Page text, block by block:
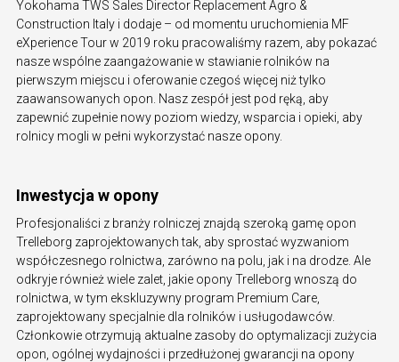
Yokohama TWS Sales Director Replacement Agro &
Construction Italy i dodaje – od momentu uruchomienia MF
eXperience Tour w 2019 roku pracowaliśmy razem, aby pokazać
nasze wspólne zaangażowanie w stawianie rolników na
pierwszym miejscu i oferowanie czegoś więcej niż tylko
zaawansowanych opon. Nasz zespół jest pod ręką, aby
zapewnić zupełnie nowy poziom wiedzy, wsparcia i opieki, aby
rolnicy mogli w pełni wykorzystać nasze opony.
Inwestycja w opony
Profesjonaliści z branży rolniczej znajdą szeroką gamę opon
Trelleborg zaprojektowanych tak, aby sprostać wyzwaniom
współczesnego rolnictwa, zarówno na polu, jak i na drodze. Ale
odkryje również wiele zalet, jakie opony Trelleborg wnoszą do
rolnictwa, w tym ekskluzywny program Premium Care,
zaprojektowany specjalnie dla rolników i usługodawców.
Członkowie otrzymują aktualne zasoby do optymalizacji zużycia
opon, ogólnej wydajności i przedłużonej gwarancji na opony